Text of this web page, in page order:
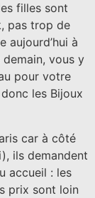
filles sont
pas trop de
aujourd’hui à
demain, vous y
pour votre
les Bijoux
car à côté
ils demandent
accueil : les
prix sont loin